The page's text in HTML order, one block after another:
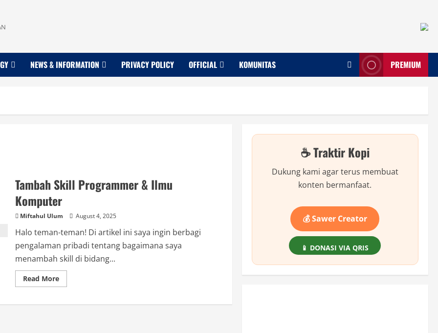
NEWS & INFORMATION PRIVACY POLICY OFFICIAL KOMUNITAS PREMIUM
Tambah Skill Programmer & Ilmu
Komputer
Miftahul Ulum August 4, 2025
Halo teman-teman! Di artikel ini saya ingin berbagi
pengalaman pribadi tentang bagaimana saya
menambah skill di bidang...
Read MoreRead
more
Skill
☕ Traktir Kopi
Dukung kami agar terus membuat
konten bermanfaat.
💰 Sawer Creator
📱 DONASI VIA QRIS